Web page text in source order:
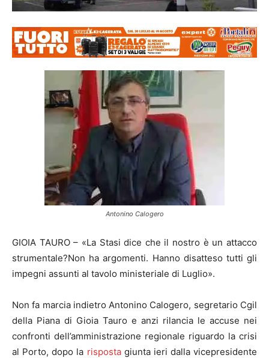
Antonino Calogero
GIOIA TAURO – «La Stasi dice che il nostro è un attacco
strumentale?Non ha argomenti. Hanno disatteso tutti gli
impegni assunti al tavolo ministeriale di Luglio».
Non fa marcia indietro Antonino Calogero, segretario Cgil
della Piana di Gioia Tauro e anzi rilancia le accuse nei
confronti dell’amministrazione regionale riguardo la crisi
al Porto, dopo la rispostagiunta ieri dalla vicepresidente